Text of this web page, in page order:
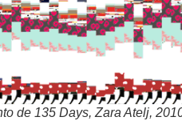
de 135 Days, Zara Atelj,